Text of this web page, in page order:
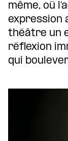
même, où
expression
théâtre un
réflexion
qui